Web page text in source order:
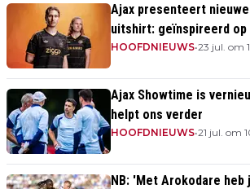
Ajax presenteert
uitshirt: geïnspireerd op
momenten uit
HOOFDNIEUWS•23 jul. om
Ajax Showtime is
helpt ons verder
HOOFDNIEUWS•21 jul. om
NB: 'Met Arokodare